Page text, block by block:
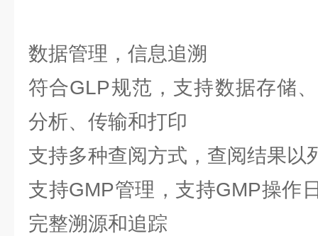
数据管理，信息追溯
符合GLP规范，支持数据存储
分析、传输和打印
支持多种查阅方式，查阅结果以
支持GMP管理，支持GMP操作
完整溯源和追踪